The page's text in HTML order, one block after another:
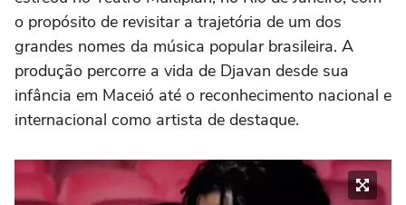
o propósito de revisitar a trajetória de um dos
grandes nomes da música popular brasileira. A
produção percorre a vida de Djavan desde sua
infância em Maceió até o reconhecimento nacional e
internacional como artista de destaque.